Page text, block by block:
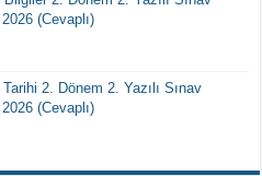
(Cevaplı)
Tarihi 2. Dönem 2. Yazılı Sınav
(Cevaplı)